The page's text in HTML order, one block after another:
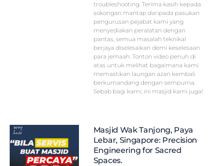
troubleshooting. Terima kasih kepada
sokongan mantap daripada pasukan
pengurusan pejabat kami yang
menyediakan peralatan dengan
pantas, semua masalah teknikal
berjaya diselesaikan demi keselesaan
para jemaah. Tonton video penuh di
atas untuk melihat bagaimana kami
memastikan laungan azan kembali
berkumandang dengan sempurna.
Sebab bagi kami, ini masjid kami juga!
Masjid Wak Tanjong, Paya
Lebar, Singapore: Precision
Engineering for Sacred
Spaces.